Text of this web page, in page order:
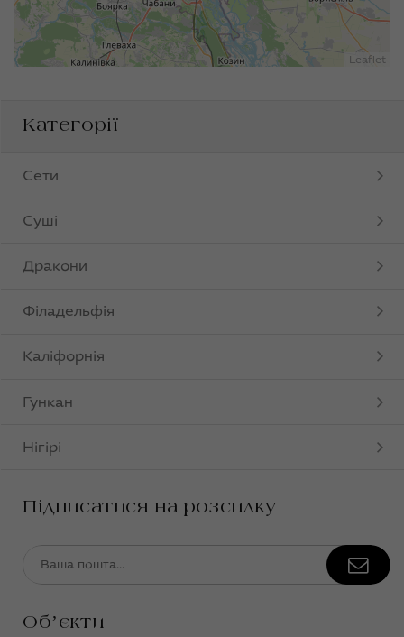
Leaflet
Категорії
Сети
Суші
Дракони
Філадельфія
Каліфорнія
Гункан
Нігірі
Підписатися на розсилку
Обʼєкти